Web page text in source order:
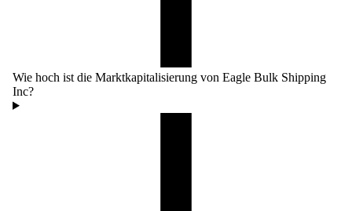
Wie hoch ist die Marktkapitalisierung von Eagle Bulk Shipping
Inc?